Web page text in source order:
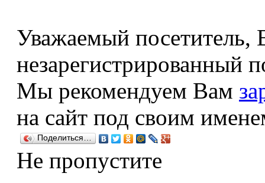
Уважаемый посетитель,
незарегистрированный
Мы рекомендуем Вам
на сайт под своим
Поделиться…
Не пропустите